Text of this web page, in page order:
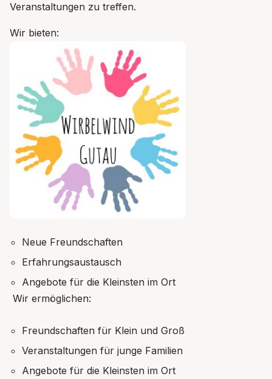
Veranstaltungen zu treffen.
Wir bieten:
Neue Freundschaften
Erfahrungsaustausch
Angebote für die Kleinsten im Ort
Wir ermöglichen:
Freundschaften für Klein und Groß
Veranstaltungen für junge Familien
Angebote für die Kleinsten im Ort